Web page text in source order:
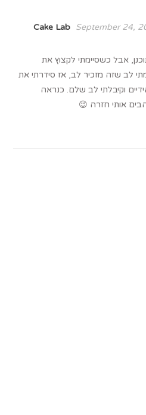
Cake Lab
September 24,
אבל כשסיימתי לקצוץ את
לב שזה מזכיר לב, אז סידרתי את
וקיבלתי לב שלם. כנראה
אותי חזרה 😉